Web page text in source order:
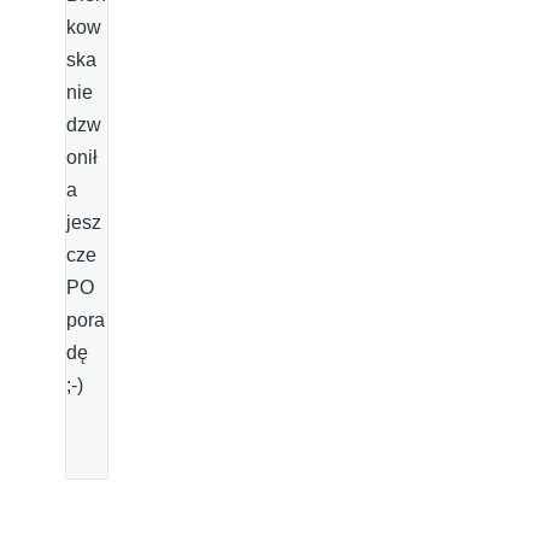
kow
ska
nie
dzw
onił
a
jesz
cze
PO
pora
dę
;-)